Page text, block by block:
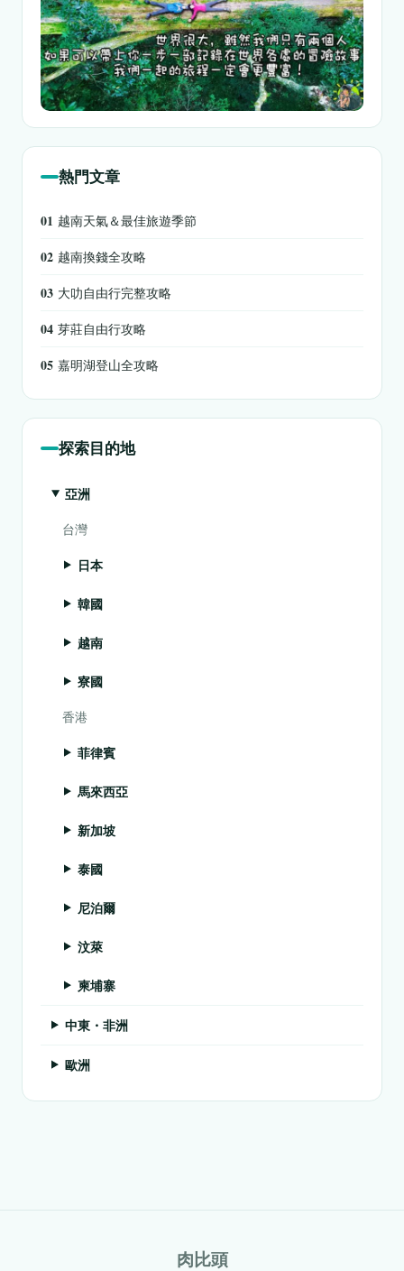
熱門文章
01 越南天氣＆最佳旅遊季節
02 越南換錢全攻略
03 大叻自由行完整攻略
04 芽莊自由行攻略
05 嘉明湖登山全攻略
探索目的地
亞洲
台灣
日本
韓國
越南
寮國
香港
菲律賓
馬來西亞
新加坡
泰國
尼泊爾
汶萊
柬埔寨
中東・非洲
歐洲
肉比頭